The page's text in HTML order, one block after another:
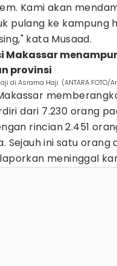
Kami akan
pulang ke kampung
kata Musaad.
Makassar
provinsi
di Asrama Haji. (ANTARA FOTO/
dari 7.230 orang
rincian 2.451
Sejauh ini satu orang
meninggal